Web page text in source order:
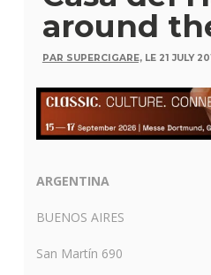
around
PAR SUPERCIGARE, LE 21 JULY
ARGENTINA
BUENOS AIRES
San Martín 690